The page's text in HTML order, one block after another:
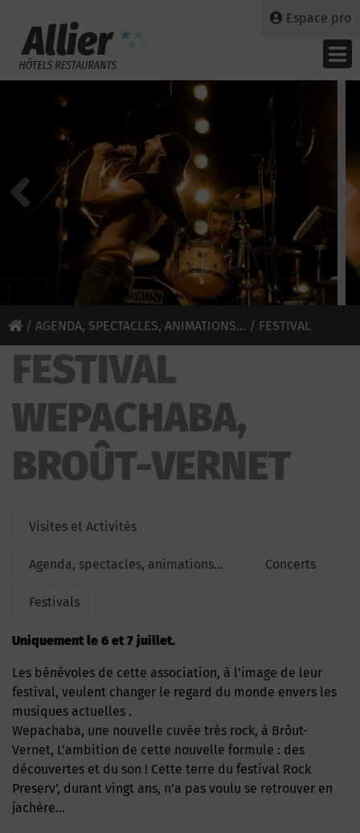
Espace pro
/ AGENDA, SPECTACLES, ANIMATIONS... / FESTIVAL
WEPACHABA
FESTIVAL
WEPACHABA,
BROÛT-VERNET
Visites et Activités
Agenda, spectacles, animations... Concerts
Festivals
uniquement le 6 et 7 juillet.
Les bénévoles de cette association, à l’image de leur
festival, veulent changer le regard du monde envers les
musiques actuelles .
Wepachaba, une nouvelle cuvée très rock, à Brôut-
Vernet, L’ambition de cette nouvelle formule : des
découvertes et du son ! Cette terre du festival Rock
Preserv’, durant vingt ans, n’a pas voulu se retrouver en
jachère…